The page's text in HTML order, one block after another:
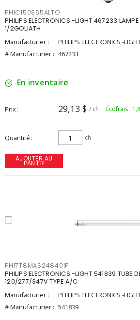
PHIC150S55ALTO
PHILIPS ELECTRONICS -LIGHT 467233
1/2GOLIATH
Manufacturier :
PHILIPS ELECTRONICS -
# Manufacturier : 467233
En inventaire
Prix 29,13 $ / ch Écofrais :
Quantité ch
AJOUTER AU
PANIER
PHI7T8MAS24840IF
PHILIPS ELECTRONICS -LIGHT 541839 TUBE
120/277/347V TYPE A/C
Manufacturier :
PHILIPS ELECTRONICS -
# Manufacturier : 541839